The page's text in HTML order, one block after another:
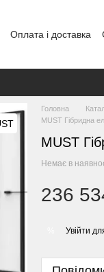
Оплата і доставка
Головна
MUST Гібридна
MUST
Немає в
236
Увійти